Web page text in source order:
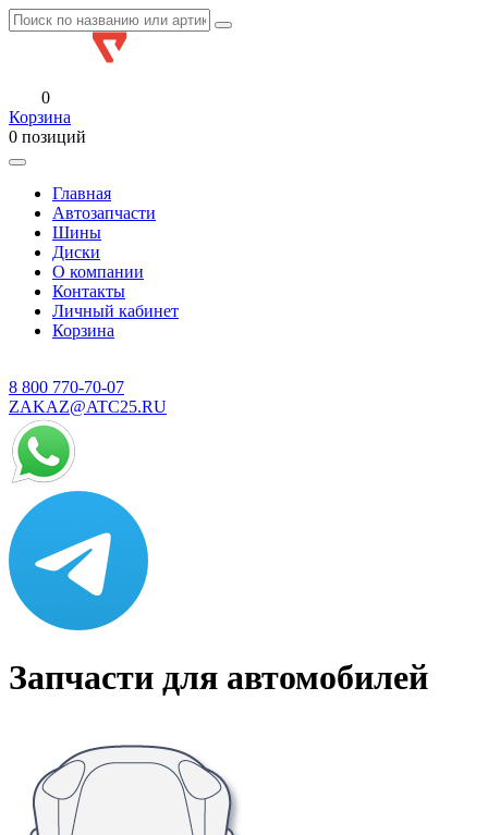
0
Корзина
0 позиций
Главная
Автозапчасти
Шины
Диски
О компании
Контакты
Личный кабинет
Корзина
8 800 770-70-07
ZAKAZ@ATC25.RU
Запчасти для автомобилей